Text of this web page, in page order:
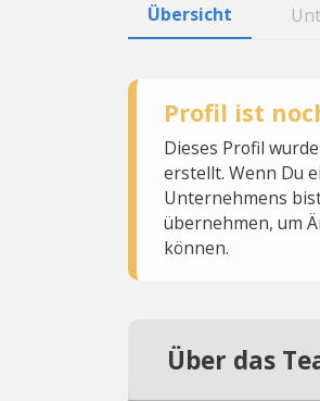
Übersicht
Profil ist
Dieses Profil
erstellt. Wenn Du
Unternehmens
übernehmen, um
können.
Über das